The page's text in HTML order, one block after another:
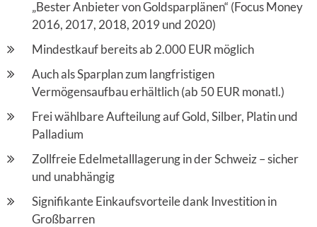
„Bester Anbieter von Goldsparplänen“ (Focus Money
2016, 2017, 2018, 2019 und 2020)
Mindestkauf bereits ab 2.000 EUR möglich
Auch als Sparplan zum langfristigen
Vermögensaufbau erhältlich (ab 50 EUR monatl.)
Frei wählbare Aufteilung auf Gold, Silber, Platin und
Palladium
Zollfreie Edelmetalllagerung in der Schweiz – sicher
und unabhängig
Signifikante Einkaufsvorteile dank Investition in
Großbarren